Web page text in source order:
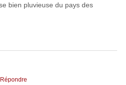
bien pluvieuse du pays des
Répondre